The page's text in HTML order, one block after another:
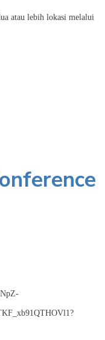
atau lebih lokasi melalui